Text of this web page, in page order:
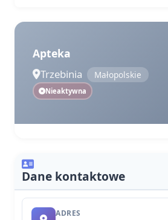
Apteka
Trzebinia Małopolskie
Nieaktywna
Dane kontaktowe
ADRES